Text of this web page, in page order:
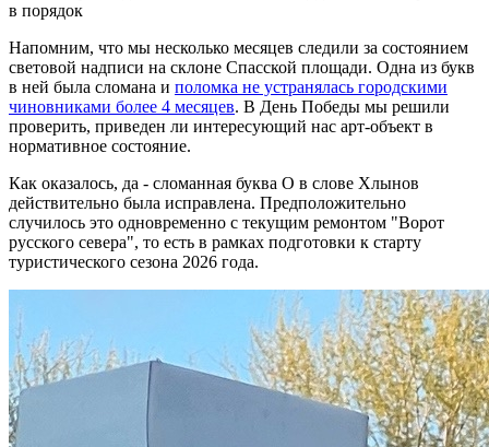
Напомним, что мы несколько месяцев следили за состоянием
световой надписи на склоне Спасской площади. Одна из букв
в ней была сломана и поломка не устранялась городскими
чиновниками более 4 месяцев. В День Победы мы решили
проверить, приведен ли интересующий нас арт-объект в
нормативное состояние.
Как оказалось, да - сломанная буква О в слове Хлынов
действительно была исправлена. Предположительно
случилось это одновременно с текущим ремонтом "Ворот
русского севера", то есть в рамках подготовки к старту
туристического сезона 2026 года.